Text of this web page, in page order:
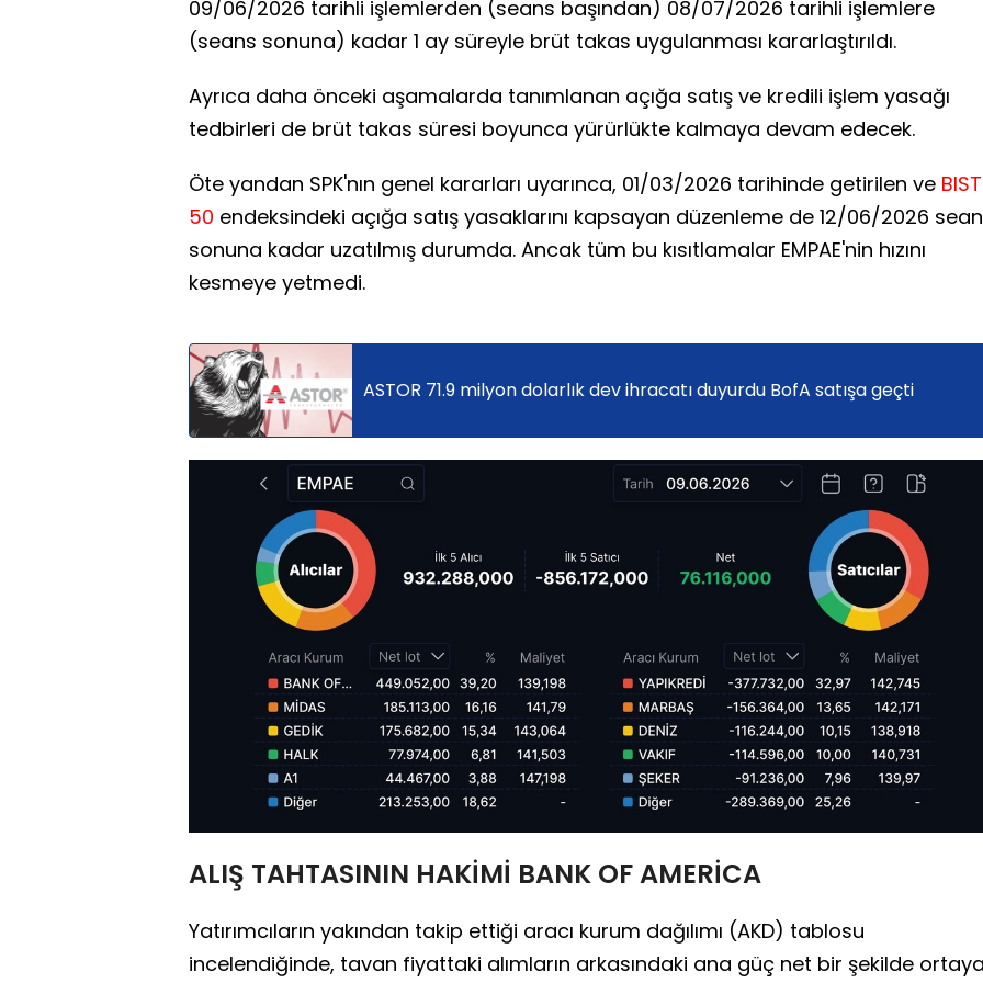
09/06/2026 tarihli işlemlerden (seans başından) 08/07/2026 tarihli işlemlere
(seans sonuna) kadar 1 ay süreyle brüt takas uygulanması kararlaştırıldı.
Ayrıca daha önceki aşamalarda tanımlanan açığa satış ve kredili işlem yasağı
tedbirleri de brüt takas süresi boyunca yürürlükte kalmaya devam edecek.
Öte yandan SPK'nın genel kararları uyarınca, 01/03/2026 tarihinde getirilen ve BIST
50 endeksindeki açığa satış yasaklarını kapsayan düzenleme de 12/06/2026
sonuna kadar uzatılmış durumda. Ancak tüm bu kısıtlamalar EMPAE'nin hızını
kesmeye yetmedi.
ASTOR 71.9 milyon dolarlık dev ihracatı duyurdu BofA satışa geçti
ALIŞ TAHTASININ HAKİMİ BANK OF AMERİCA
Yatırımcıların yakından takip ettiği aracı kurum dağılımı (AKD) tablosu
incelendiğinde, tavan fiyattaki alımların arkasındaki ana güç net bir şekilde